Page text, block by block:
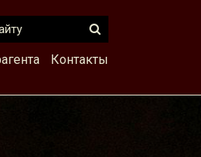
Контакты